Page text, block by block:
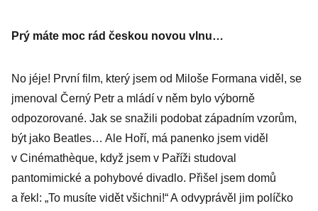
Prý máte moc rád českou novou vlnu…
No jéje! První film, který jsem od Miloše Formana viděl, se
jmenoval Černý Petr a mládí v něm bylo výborně
odpozorované. Jak se snažili podobat západním vzorům,
být jako Beatles… Ale Hoří, má panenko jsem viděl
v Cinémathèque, když jsem v Paříži studoval
pantomimické a pohybové divadlo. Přišel jsem domů
a řekl: „To musíte vidět všichni!“ A odvyprávěl jim políčko